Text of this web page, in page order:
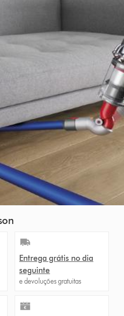
Entrega grátis no dia
seguinte
e devoluções gratuitas